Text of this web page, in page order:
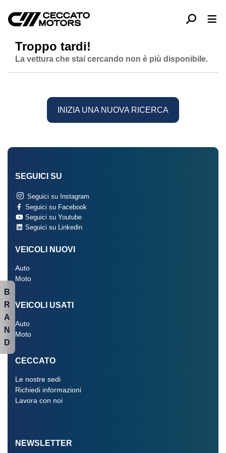
Troppo tardi!
La vettura che stai cercando non è più disponibile.
INIZIA UNA NUOVA RICERCA
SEGUICI SU
Seguici su Instagram
Seguici su Facebook
Seguici su Youtube
Seguici su Linkedin
VEICOLI NUOVI
Auto
Moto
VEICOLI USATI
Auto
Moto
CECCATO
Le nostre sedi
Richiedi informazioni
Lavora con noi
NEWSLETTER
B
R
A
N
D